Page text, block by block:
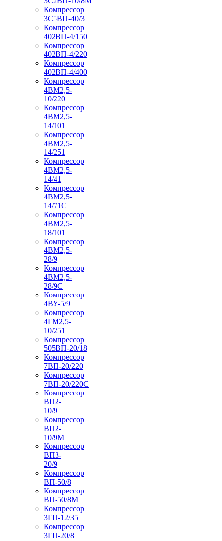
Компрессор
3С5ВП-40/3
Компрессор
402ВП-4/150
Компрессор
402ВП-4/220
Компрессор
402ВП-4/400
Компрессор
4ВМ2,5-
10/220
Компрессор
4ВМ2,5-
14/101
Компрессор
4ВМ2,5-
14/251
Компрессор
4ВМ2,5-
14/41
Компрессор
4ВМ2,5-
14/71C
Компрессор
4ВМ2,5-
18/101
Компрессор
4ВМ2,5-
28/9
Компрессор
4ВМ2,5-
28/9С
Компрессор
4ВУ-5/9
Компрессор
4ГМ2,5-
10/251
Компрессор
505ВП-20/18
Компрессор
7ВП-20/220
Компрессор
7ВП-20/220С
Компрессор
ВП2-
10/9
Компрессор
ВП2-
10/9М
Компрессор
ВП3-
20/9
Компрессор
ВП-50/8
Компрессор
ВП-50/8М
Компрессор
3ГП-12/35
Компрессор
3ГП-20/8